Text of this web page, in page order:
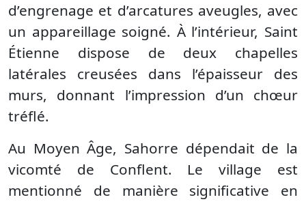
d’engrenage et d’arcatures aveugles, avec
un appareillage soigné. À l’intérieur, Saint
Étienne dispose de deux chapelles
latérales creusées dans l’épaisseur des
murs, donnant l’impression d’un chœur
tréflé.
Au Moyen Âge, Sahorre dépendait de la
vicomté de Conflent. Le village est
mentionné de manière significative en